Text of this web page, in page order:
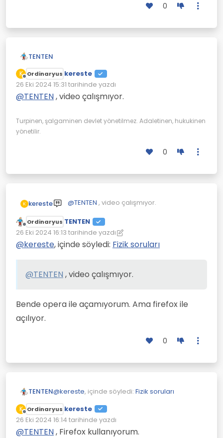
0
TENTEN
K
Çevrimdışı
Ordinaryus kereste
26 Eki 2024 15:31 tarihinde yazdı
Son düzenleyen:
@TENTEN, video çalışmıyor.
Turpinen, şalgaminen devlet yönetilmez. Adaletinen, hukukinen
yönetilir.
0
K kereste @TENTEN , video çalışmıyor.
Çevrimdışı
Ordinaryus TENTEN
26 Eki 2024 16:13 tarihinde yazdı
Son düzenleyen: TENTEN
@kereste, içinde söyledi: Fizik soruları
@TENTEN , video çalışmıyor.
Bende opera ile açamıyorum. Ama firefox ile
açılıyor.
0
TENTEN@kereste, içinde söyledi: Fizik soruları
@TENTEN, video çalışmıyor.
K
Çevrimdışı
Ordinaryus kereste
26 Eki 2024 16:14 tarihinde yazdı
Son düzenleyen:
@TENTEN, Firefox kullanıyorum.